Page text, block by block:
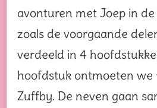
avonturen met Joep in
zoals de voorgaande
verdeeld in 4
hoofdstuk ontmoeten we
Zuffby. De neven gaan